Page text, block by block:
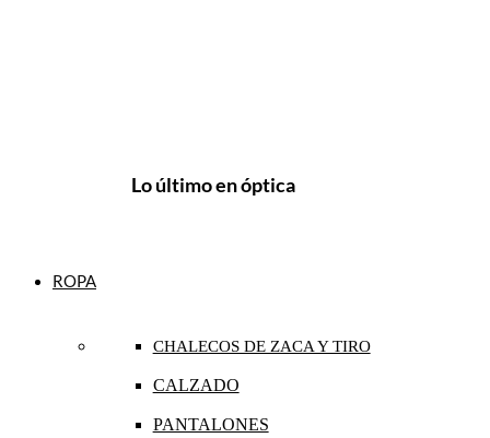
Lo último en óptica
ROPA
CHALECOS DE ZACA Y TIRO
CALZADO
PANTALONES